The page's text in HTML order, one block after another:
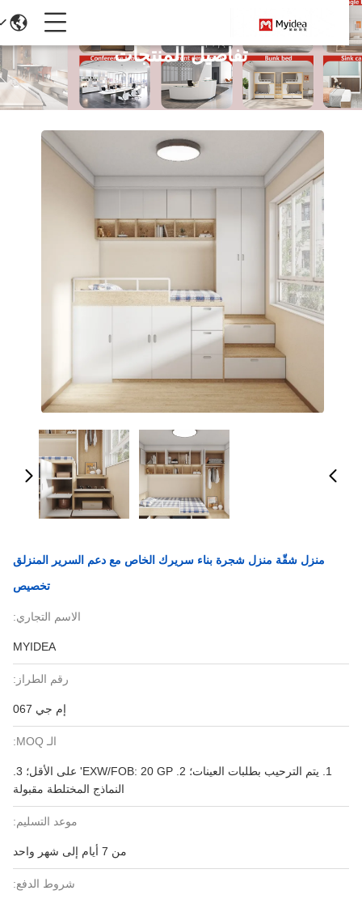
تفاصيل المنتجات
منزل شقّة منزل شجرة بناء سريرك الخاص مع دعم السرير المنزلق
تخصيص
الاسم التجاري:
MYIDEA
رقم الطراز:
إم جي 067
الـ MOQ:
1. يتم الترحيب بطلبات العينات؛ 2. EXW/FOB: 20 ​​GP' على الأقل؛ 3.
النماذج المختلطة مقبولة
موعد التسليم:
من 7 أيام إلى شهر واحد
شروط الدفع: